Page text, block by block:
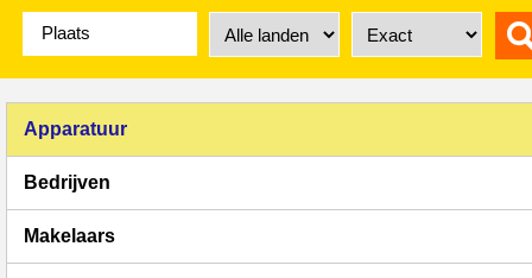
Apparatuur
Bedrijven
Makelaars